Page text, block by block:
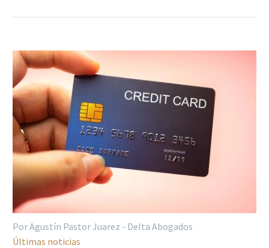
Por Agustín Pastor Juarez - Delta Abogados
Últimas noticias